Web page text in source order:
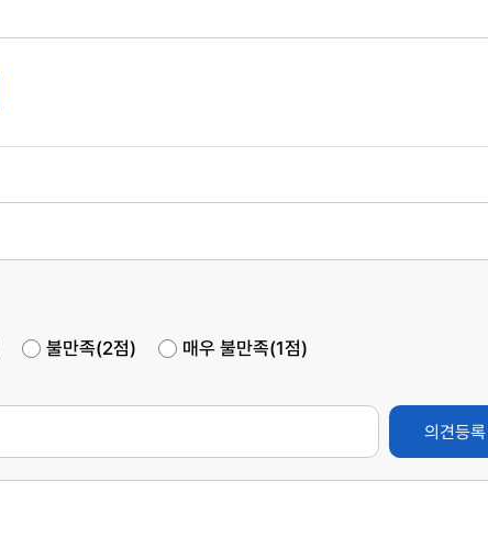
불만족(2점) 매우 불만족(1점)
의견등록